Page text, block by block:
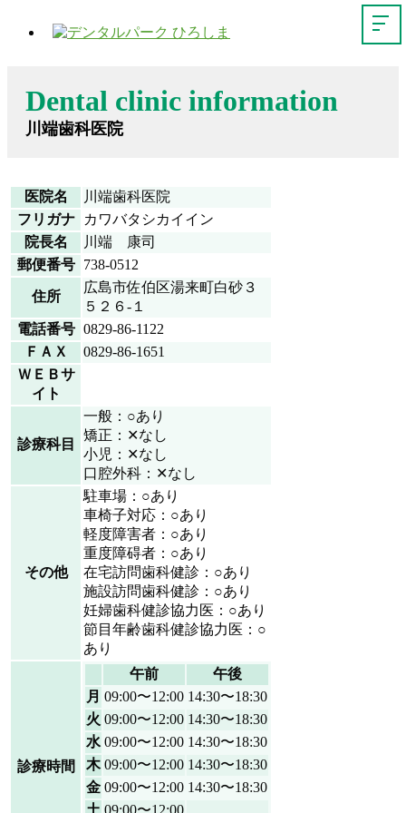
Dental clinic information
川端歯科医院
医院名
川端歯科医院
フリガナ
カワバタシカイイン
院長名
川端 康司
郵便番号
738-0512
住所
広島市佐伯区湯来町白砂３
５２６-１
電話番号 0829-86-1122
ＦＡＸ
0829-86-1651
ＷＥＢサ
イト
診療科目
一般：○あり
矯正：✕なし
小児：✕なし
口腔外科：✕なし
その他
駐車場：○あり
車椅子対応：○あり
軽度障害者：○あり
重度障碍者：○あり
在宅訪問歯科健診：○あり
施設訪問歯科健診：○あり
妊婦歯科健診協力医：○あり
節目年齢歯科健診協力医：○
あり
診療時間
午前
午後
月 09:00〜12:00 14:30〜18:30
火 09:00〜12:00 14:30〜18:30
水 09:00〜12:00 14:30〜18:30
木 09:00〜12:00 14:30〜18:30
金 09:00〜12:00 14:30〜18:30
土 09:00〜12:00